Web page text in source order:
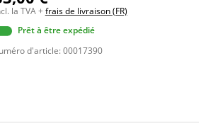
la TVA +frais de livraison (FR)
Prêt à être expédié
d'article: 00017390